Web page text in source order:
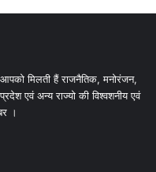
मिलती हैं राजनैतिक, मनोरंजन,
एवं अन्य राज्यो की विश्वशनीय एवं
।